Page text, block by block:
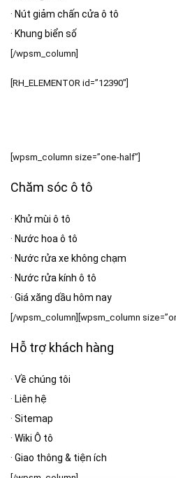
· Nút giảm chấn cửa ô tô
· Khung biển số
[/wpsm_column]
[RH_ELEMENTOR id=”12390″]
[wpsm_column size=”one-half”]
Chăm sóc ô tô
· Khử mùi ô tô
· Nước hoa ô tô
· Nước rửa xe không chạm
· Nước rửa kính ô tô
· Giá xăng dầu hôm nay
[/wpsm_column][wpsm_column
Hỗ trợ khách hàng
· Về chúng tôi
· Liên hệ
· Sitemap
· Wiki Ô tô
· Giao thông & tiện ích